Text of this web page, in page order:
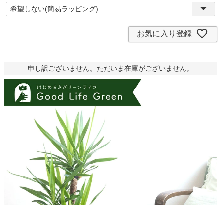
(
須
お気に入り登録
申し訳ございません。ただいま在庫がございません。